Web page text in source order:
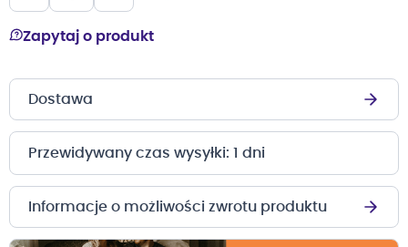
Zapytaj o produkt
Dostawa
Przewidywany czas wysyłki: 1 dni
Informacje o możliwości zwrotu produktu